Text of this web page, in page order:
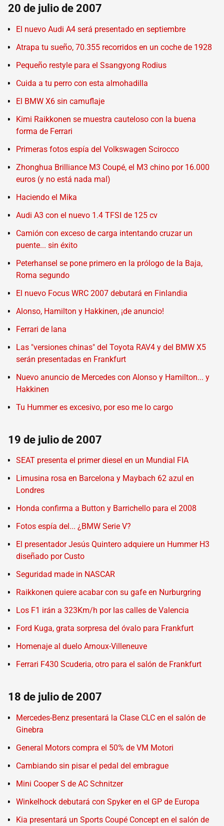
20 de julio de 2007
El nuevo Audi A4 será presentado en septiembre
Atrapa tu sueño, 70.355 recorridos en un coche de 1928
Pequeño restyle para el Ssangyong Rodius
Cuida a tu perro con esta almohadilla
El BMW X6 sin camuflaje
Kimi Raikkonen se muestra cauteloso con la buena
forma de Ferrari
Primeras fotos espía del Volkswagen Scirocco
Zhonghua Brilliance M3 Coupé, el M3 chino por 16.000
euros (y no está nada mal)
Haciendo el Mika
Audi A3 con el nuevo 1.4 TFSI de 125 cv
Camión con exceso de carga intentando cruzar un
puente... sin éxito
Peterhansel se pone primero en la prólogo de la Baja,
Roma segundo
El nuevo Focus WRC 2007 debutará en Finlandia
Alonso, Hamilton y Hakkinen, ¡de anuncio!
Ferrari de lana
Las "versiones chinas" del Toyota RAV4 y del BMW X5
serán presentadas en Frankfurt
Nuevo anuncio de Mercedes con Alonso y Hamilton... y
Hakkinen
Tu Hummer es excesivo, por eso me lo cargo
19 de julio de 2007
SEAT presenta el primer diesel en un Mundial FIA
Limusina rosa en Barcelona y Maybach 62 azul en
Londres
Honda confirma a Button y Barrichello para el 2008
Fotos espía del... ¿BMW Serie V?
El presentador Jesús Quintero adquiere un Hummer H3
diseñado por Custo
Seguridad made in NASCAR
Raikkonen quiere acabar con su gafe en Nurburgring
Los F1 irán a 323Km/h por las calles de Valencia
Ford Kuga, grata sorpresa del óvalo para Frankfurt
Homenaje al duelo Arnoux-Villeneuve
Ferrari F430 Scuderia, otro para el salón de Frankfurt
18 de julio de 2007
Mercedes-Benz presentará la Clase CLC en el salón de
Ginebra
General Motors compra el 50% de VM Motori
Cambiando sin pisar el pedal del embrague
Mini Cooper S de AC Schnitzer
Winkelhock debutará con Spyker en el GP de Europa
Kia presentará un Sports Coupé Concept en el salón de